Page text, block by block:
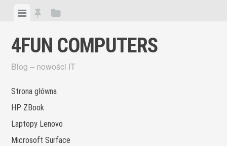
Skip
content
ViewView
posts
View
4FUN COMPUTERS
Blog – nowości IT
Strona główna
HP ZBook
Laptopy Lenovo
Microsoft Surface